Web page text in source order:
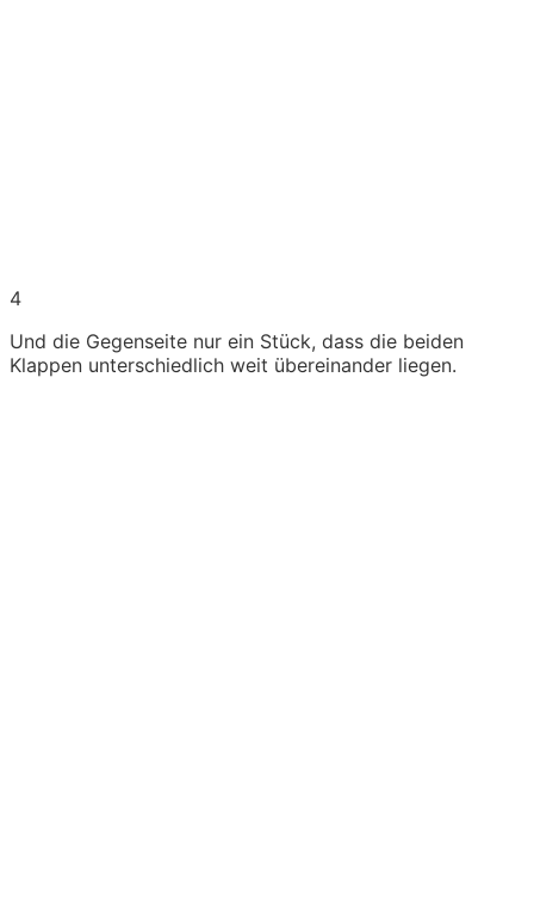
4
Und die Gegenseite nur ein Stück, dass die beiden
Klappen unterschiedlich weit übereinander liegen.